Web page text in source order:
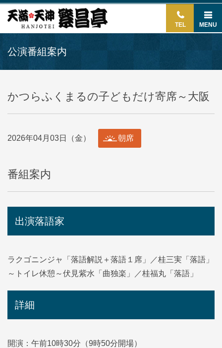
TEL MENU
公演番組案内
かつらふくまるの子どもだけ寄席～大阪
2026年04月03日（金） 朝席
番組案内
出演落語家
ラクゴニンジャ「落語解説＋落語１席」／桂三実「落語」
～トイレ休憩～伏見紫水「曲独楽」／桂福丸「落語」
詳細
開演：午前10時30分（9時50分開場）